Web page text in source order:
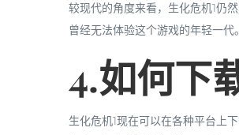
较现代的角度来看，生化危机1仍
曾经无法体验这个游戏的年轻一代。
4.如何下
生化危机1现在可以在各种平台上